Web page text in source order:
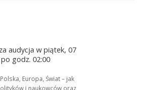
audycja w piątek, 07
godz. 02:00
Europa, Świat – jak
i naukowców oraz